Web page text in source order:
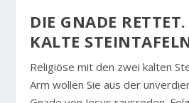
DIE GNADE
KALTE
Religiöse mit den zwei kalten
Arm wollen Sie aus der